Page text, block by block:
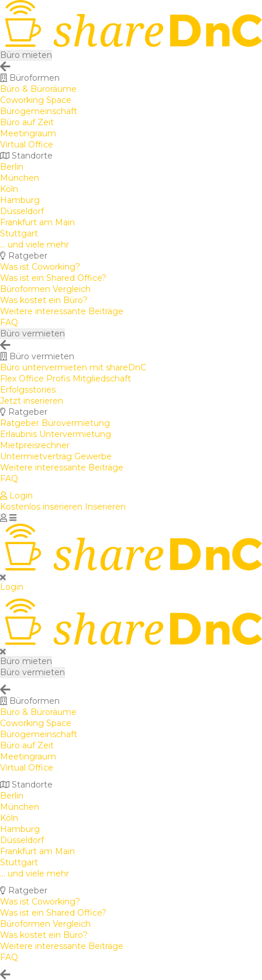
Büro mieten
Büroformen
Büro & Büroräume
Coworking Space
Bürogemeinschaft
Büro auf Zeit
Meetingraum
Virtual Office
Standorte
Berlin
München
Köln
Hamburg
Düsseldorf
Frankfurt am Main
Stuttgart
... und viele mehr
Ratgeber
Was ist Coworking?
Was ist ein Shared Office?
Büroformen Vergleich
Was kostet ein Büro?
Weitere interessante Beiträge
FAQ
Büro vermieten
Büro vermieten
Büro untervermieten mit shareDnC
Flex Office Profis Mitgliedschaft
Erfolgsstories
Jetzt inserieren
Ratgeber
Ratgeber Bürovermietung
Erlaubnis Untervermietung
Mietpreisrechner
Untermietvertrag Gewerbe
Weitere interessante Beiträge
FAQ
Login
Kostenlos inserieren Inserieren
Login
Büro mieten
Büro vermieten
Büroformen
Büro & Büroräume
Coworking Space
Bürogemeinschaft
Büro auf Zeit
Meetingraum
Virtual Office
Standorte
Berlin
München
Köln
Hamburg
Düsseldorf
Frankfurt am Main
Stuttgart
... und viele mehr
Ratgeber
Was ist Coworking?
Was ist ein Shared Office?
Büroformen Vergleich
Was kostet ein Büro?
Weitere interessante Beiträge
FAQ